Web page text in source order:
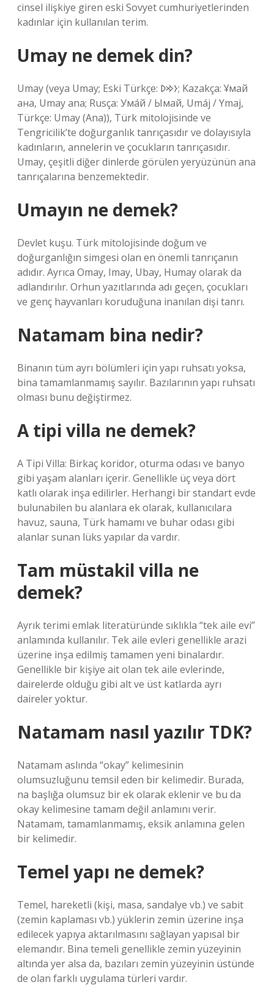
cinsel ilişkiye giren eski Sovyet cumhuriyetlerinden
kadınlar için kullanılan terim.
Umay ne demek din?
Umay (veya Umay; Eski Türkçe: 𐰆𐰢𐰖; Kazakça: Ұмай
aна, Umay ana; Rusça: Ума́й / Ымай, Umáj / Ymaj,
Türkçe: Umay (Ana)), Türk mitolojisinde ve
Tengricilik’te doğurganlık tanrıçasıdır ve dolayısıyla
kadınların, annelerin ve çocukların tanrıçasıdır.
Umay, çeşitli diğer dinlerde görülen yeryüzünün ana
tanrıçalarına benzemektedir.
Umayın ne demek?
Devlet kuşu. Türk mitolojisinde doğum ve
doğurganlığın simgesi olan en önemli tanrıçanın
adıdır. Ayrıca Omay, Imay, Ubay, Humay olarak da
adlandırılır. Orhun yazıtlarında adı geçen, çocukları
ve genç hayvanları koruduğuna inanılan dişi tanrı.
Natamam bina nedir?
Binanın tüm ayrı bölümleri için yapı ruhsatı yoksa,
bina tamamlanmamış sayılır. Bazılarının yapı ruhsatı
olması bunu değiştirmez.
A tipi villa ne demek?
A Tipi Villa: Birkaç koridor, oturma odası ve banyo
gibi yaşam alanları içerir. Genellikle üç veya dört
katlı olarak inşa edilirler. Herhangi bir standart evde
bulunabilen bu alanlara ek olarak, kullanıcılara
havuz, sauna, Türk hamamı ve buhar odası gibi
alanlar sunan lüks yapılar da vardır.
Tam müstakil villa ne
demek?
Ayrık terimi emlak literatüründe sıklıkla “tek aile evi”
anlamında kullanılır. Tek aile evleri genellikle arazi
üzerine inşa edilmiş tamamen yeni binalardır.
Genellikle bir kişiye ait olan tek aile evlerinde,
dairelerde olduğu gibi alt ve üst katlarda ayrı
daireler yoktur.
Natamam nasıl yazılır TDK?
Natamam aslında “okay” kelimesinin
olumsuzluğunu temsil eden bir kelimedir. Burada,
na başlığa olumsuz bir ek olarak eklenir ve bu da
okay kelimesine tamam değil anlamını verir.
Natamam, tamamlanmamış, eksik anlamına gelen
bir kelimedir.
Temel yapı ne demek?
Temel, hareketli (kişi, masa, sandalye vb.) ve sabit
(zemin kaplaması vb.) yüklerin zemin üzerine inşa
edilecek yapıya aktarılmasını sağlayan yapısal bir
elemandır. Bina temeli genellikle zemin yüzeyinin
altında yer alsa da, bazıları zemin yüzeyinin üstünde
de olan farklı uygulama türleri vardır.